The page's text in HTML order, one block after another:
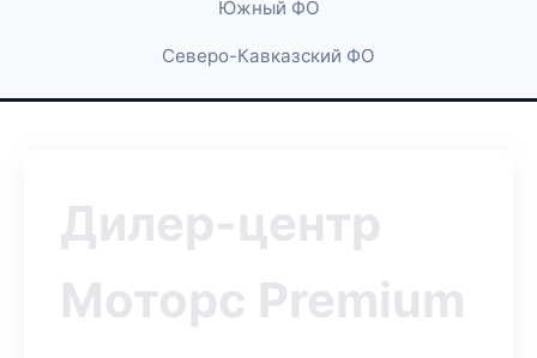
Южный ФО
Северо-Кавказский ФО
Дилер-центр
Моторс Premium